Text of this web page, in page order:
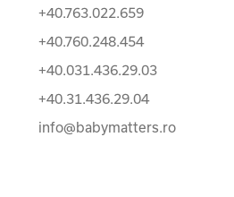
+40.763.022.659
+40.760.248.454
+40.031.436.29.03
+40.31.436.29.04
info@babymatters.ro